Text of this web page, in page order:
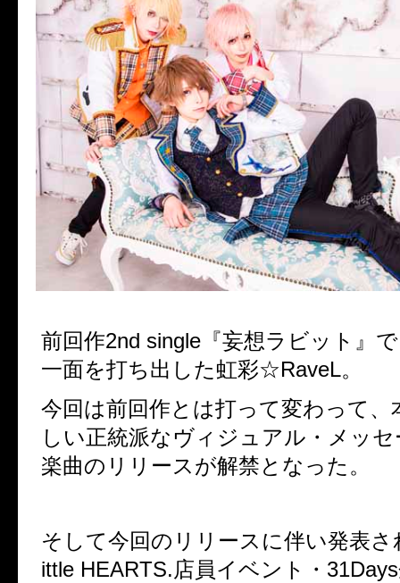
前回作2nd single『妄想ラビット』
一面を打ち出した虹彩☆RaveL。
今回は前回作とは打って変わって、
しい正統派なヴィジュアル・メッ
楽曲のリリースが解禁となった。
そして今回のリリースに伴い発表さ
ittle HEARTS.店員イベント・